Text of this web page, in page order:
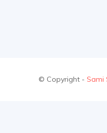
© Copyright - Sami